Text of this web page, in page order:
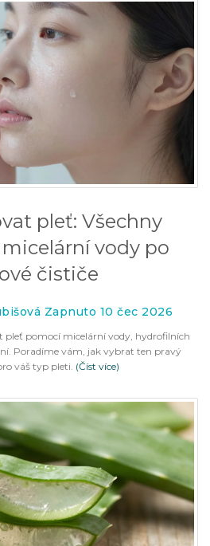
pleť: Všechny
vody po
čističe
Zapnuto 10 čec 2026
pleť pomocí micelární vody, hydrofilních
Poradíme vám, jak vybrat ten pravý
váš typ pleti. (Číst více)